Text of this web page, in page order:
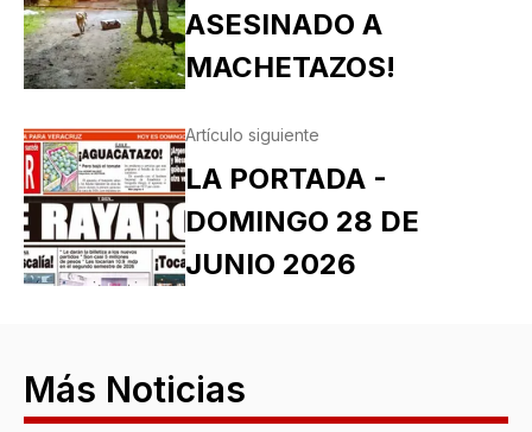
ASESINADO A
MACHETAZOS!
Artículo siguiente
LA PORTADA -
DOMINGO 28 DE
JUNIO 2026
Más Noticias